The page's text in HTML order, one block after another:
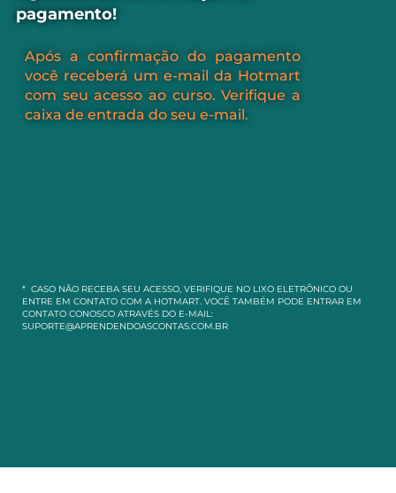
pagamento!
Após a confirmação do pagamento
você receberá um e-mail da Hotmart
com seu acesso ao curso. Verifique a
caixa de entrada do seu e-mail.
* CASO NÃO RECEBA SEU ACESSO, VERIFIQUE NO LIXO ELETRÔNICO OU
ENTRE EM CONTATO COM A HOTMART. VOCÊ TAMBÉM PODE ENTRAR EM
CONTATO CONOSCO ATRAVÉS DO E-MAIL:
SUPORTE@APRENDENDOASCONTAS.COM.BR